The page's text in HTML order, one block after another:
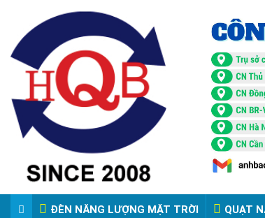
ĐÈN NĂNG LƯỢNG MẶT TRỜI QUẠT